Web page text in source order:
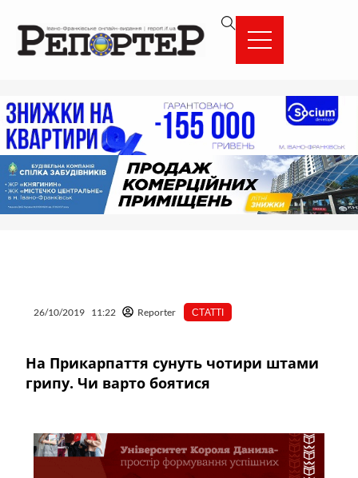
вмісту
26/10/2019 11:22 Reporter СТАТТІ
На Прикарпаття сунуть чотири штами
грипу. Чи варто боятися